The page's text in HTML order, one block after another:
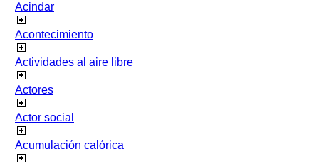
Acindar
Acontecimiento
Actividades al aire libre
Actores
Actor social
Acumulación calórica